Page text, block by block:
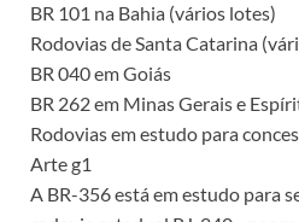
BR 101 na Bahia (vários lotes)
Rodovias de Santa Catarina
BR 040 em Goiás
BR 262 em Minas Gerais e
Rodovias em estudo para
Arte g1
A BR-356 está em estudo para